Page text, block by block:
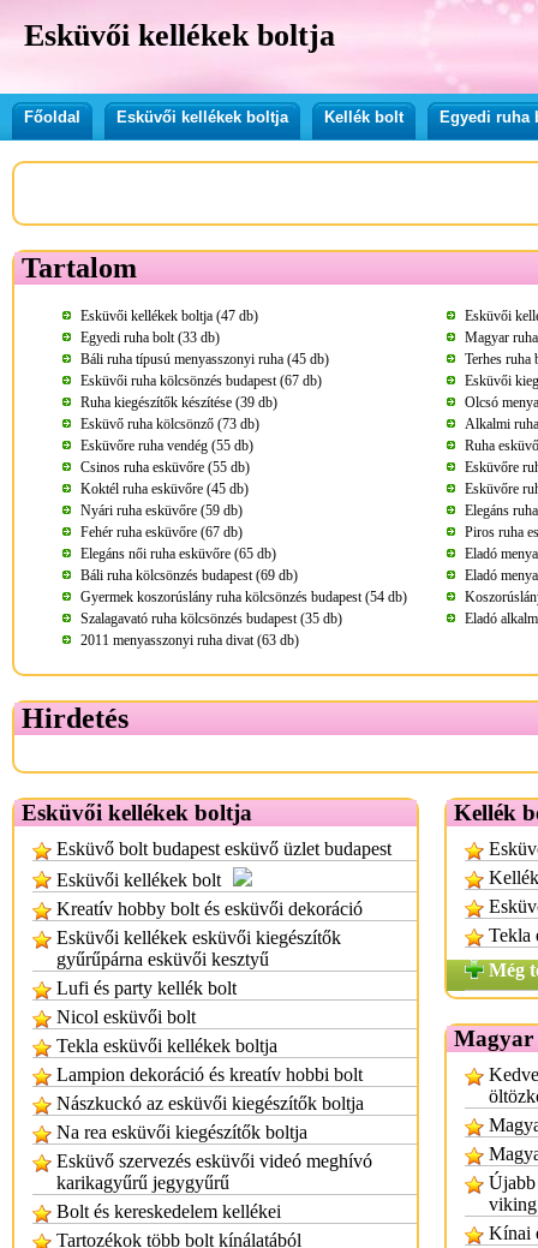
Esküvői kellékek boltja
Főoldal Esküvői kellékek boltja Kellék bolt Egyedi ruha
Tartalom
Esküvői kellékek boltja (47 db)
Esküvői
Egyedi ruha bolt (33 db)
Magyar
Báli ruha típusú menyasszonyi ruha (45 db)
Terhes ruha
Esküvői ruha kölcsönzés budapest (67 db)
Esküvői
Ruha kiegészítők készítése (39 db)
Olcsó
Esküvő ruha kölcsönző (73 db)
Alkalmi
Esküvőre ruha vendég (55 db)
Ruha
Csinos ruha esküvőre (55 db)
Esküvőre
Koktél ruha esküvőre (45 db)
Esküvőre
Nyári ruha esküvőre (59 db)
Elegáns
Fehér ruha esküvőre (67 db)
Piros ruha
Elegáns női ruha esküvőre (65 db)
Eladó
Báli ruha kölcsönzés budapest (69 db)
Eladó
Gyermek koszorúslány ruha kölcsönzés budapest (54 db)
Szalagavató ruha kölcsönzés budapest (35 db)
Eladó
2011 menyasszonyi ruha divat (63 db)
Hirdetés
Esküvői kellékek boltja
Esküvő bolt budapest esküvő üzlet budapest
Esküvői kellékek bolt
Kreatív hobby bolt és esküvői dekoráció
Esküvői kellékek esküvői kiegészítők
gyűrűpárna esküvői kesztyű
Lufi és party kellék bolt
Nicol esküvői bolt
Tekla esküvői kellékek boltja
Lampion dekoráció és kreatív hobbi bolt
Nászkuckó az esküvői kiegészítők boltja
Na rea esküvői kiegészítők boltja
Esküvő szervezés esküvői videó meghívó
karikagyűrű jegygyűrű
Bolt és kereskedelem kellékei
Tartozékok több bolt kínálatából
Kellék
Tekla
Még
Újabb
Kínai